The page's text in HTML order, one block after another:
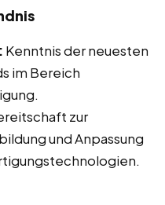
Kenntnis der neuesten
im Bereich
zur
und Anpassung